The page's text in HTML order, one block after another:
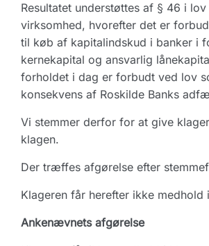
Resultatet understøttes af § 46 i
virksomhed, hvorefter det er
til køb af kapitalindskud i banker i
kernekapital og ansvarlig
forholdet i dag er forbudt ved lov
konsekvens af Roskilde Banks
Vi stemmer derfor for at give
klagen.
Der træffes afgørelse efter
Klageren får herefter ikke medhold
Ankenævnets afgørelse